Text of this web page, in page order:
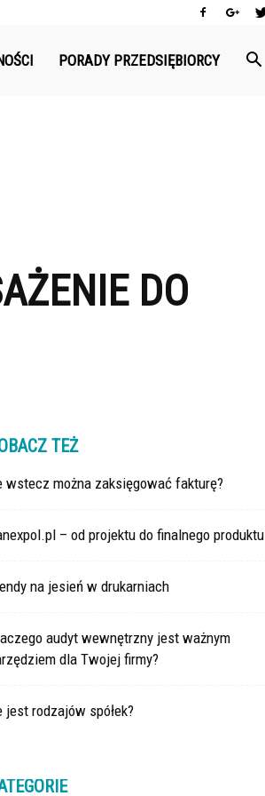
PORADY PRZEDSIĘBIORCY
DO
TEŻ
wstecz można zaksięgować fakturę?
– od projektu do finalnego produktu
na jesień w drukarniach
audyt wewnętrzny jest ważnym
dla Twojej firmy?
jest rodzajów spółek?